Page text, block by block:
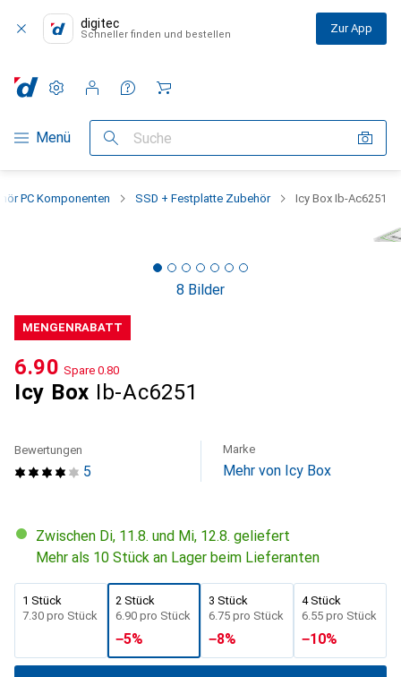
digitec
Schneller finden und bestellen Zur App
Navigation nach Kategorien
Menü Suche
Einstellungen
Kundenkonto
Vergleichslisten
Merklisten
Warenkorb
PC Komponenten SSD + Festplatte Zubehör Icy Box Ib-Ac6251
8 Bilder
MENGENRABATT
Icy Box Ib-Ac6251
CHF
6.90 Spare CHF
0.80
5
Bewertungen Marke
Mehr von Icy Box
Zwischen Di, 11.8. und Mi, 12.8. geliefert
Mehr als 10 Stück an Lager beim Lieferanten
1 Stück
CHF
7.30 pro Stück
2 Stück
CHF
6.90 pro Stück
−5%
3 Stück
CHF
6.75 pro Stück
−8%
4 Stück
CHF
6.55 pro Stück
−10%